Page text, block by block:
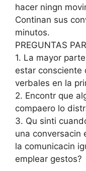
hacer ningn
Continan sus
minutos.
PREGUNTAS
1. La mayor
estar consciente
verbales en la
2. Encontr que
compaero lo
3. Qu sinti
una conversacin
la comunicacin
emplear gestos?